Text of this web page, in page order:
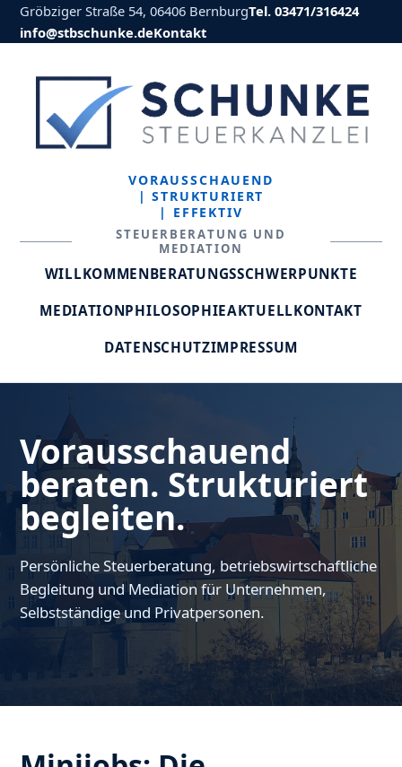
Gröbziger Straße 54, 06406 BernburgTel. 03471/316424
info@stbschunke.deKontakt
VORAUSSCHAUEND
| STRUKTURIERT
| EFFEKTIV
STEUERBERATUNG UND
MEDIATION
WILLKOMMENBERATUNGSSCHWERPUNKTE
MEDIATIONPHILOSOPHIEAKTUELLKONTAKT
DATENSCHUTZIMPRESSUM
Vorausschauend
beraten. Strukturiert
begleiten.
Persönliche Steuerberatung, betriebswirtschaftliche
Begleitung und Mediation für Unternehmen,
Selbstständige und Privatpersonen.